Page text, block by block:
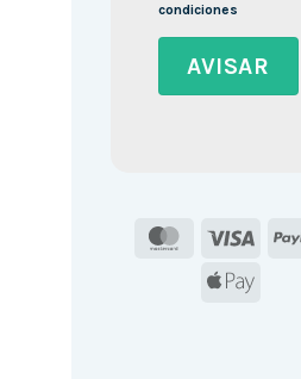
condiciones
MasterCard
Visa
Apple